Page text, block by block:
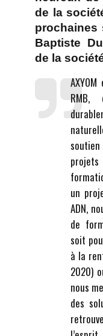
de la
prochaines
Baptiste
de la
RMB,
un
ADN,
de
soit
à la
2020)
nous
des